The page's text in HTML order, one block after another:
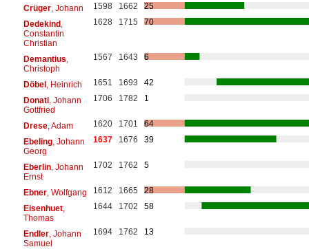
Crüger, Johann 1598 1662
25
Dedekind,
Constantin
Christian
1628 1715 70
Demantius
Christoph
1567 1643 6
Döbel, Heinrich 1651 1693
42
Donati, Johann
Gottfried
1706 1782 1
Drese, Adam 1620 1701
64
Ebeling, Johann
Georg
1637 1676 39
Eberlin, Johann
Ernst
1702 1762 5
Ebner, Wolfgang 1612 1665
28
Eisenhuet,
Thomas
1644 1702 58
Endler, Johann
Samuel
1694 1762 13